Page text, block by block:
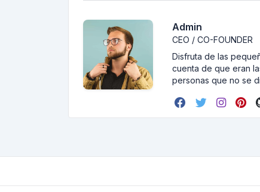
Admin
CEO / CO-FOUNDER
Disfruta de las
cuenta de que eran
personas que no se